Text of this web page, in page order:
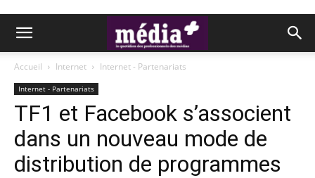
Accueil Internet Internet - Partenariats
Internet - Partenariats
TF1 et Facebook s’associent
dans un nouveau mode de
distribution de programmes